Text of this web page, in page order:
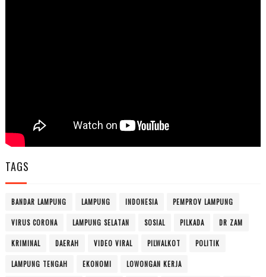
TAGS
BANDAR LAMPUNG LAMPUNG INDONESIA PEMPROV LAMPUNG
VIRUS CORONA LAMPUNG SELATAN SOSIAL PILKADA DR ZAM
KRIMINAL DAERAH VIDEO VIRAL PILWALKOT POLITIK
LAMPUNG TENGAH EKONOMI LOWONGAN KERJA